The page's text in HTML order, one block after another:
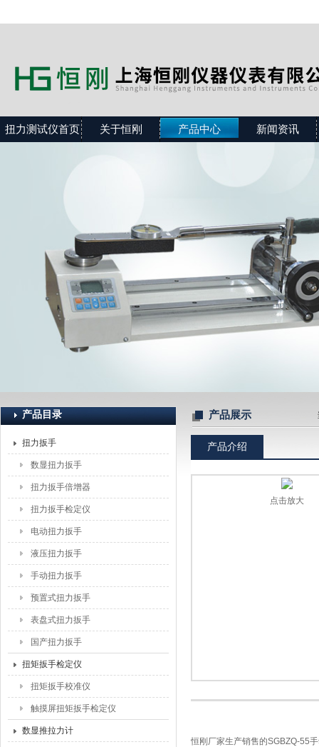
扭力测试仪首页 关于恒刚 产品中心 新闻资讯
产品目录
扭力扳手
数显扭力扳手
扭力扳手倍增器
扭力扳手检定仪
电动扭力扳手
液压扭力扳手
手动扭力扳手
预置式扭力扳手
表盘式扭力扳手
国产扭力扳手
扭矩扳手检定仪
扭矩扳手校准仪
触摸屏扭矩扳手检定仪
数显推拉力计
产品展示
产品介绍
点击放大
恒刚厂家生产销售的SGBZQ-55